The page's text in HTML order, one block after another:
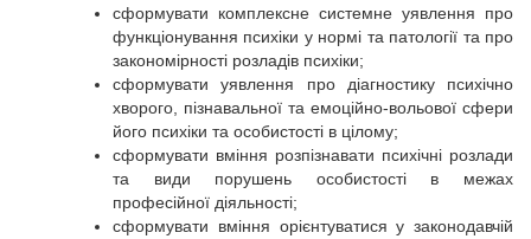
сформувати комплексне системне уявлення про
функціонування психіки у нормі та патології та про
закономірності розладів психіки;
сформувати уявлення про діагностику психічно
хворого, пізнавальної та емоційно-вольової сфери
його психіки та особистості в цілому;
сформувати вміння розпізнавати психічні розлади
та види порушень особистості в межах
професійної діяльності;
сформувати вміння орієнтуватися у законодавчій